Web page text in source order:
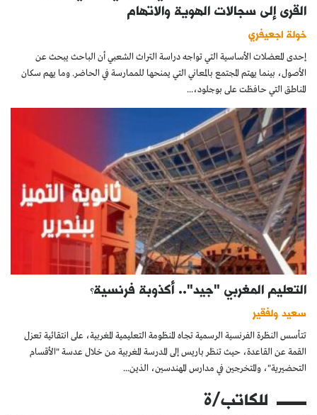
القرى إلى سجالات الهوية والاتهام
خولة اجعيفري
إحدى المعضلات الأساسية التي تواجه دراسة التراث الشعبي أن الباحث يبحث عن
الأصول، بينما يهتم المجتمع بالمعاني التي يمنحها للممارسة في الحاضر. وما يهم سكان
المناطق التي حافظت على بوجلود،...
التعليم المغربي "جيد".. أكذوبة فرنسية؟
سعيد ولفقير
تتأسس النظرة الفرنسية الرسمية تجاه المنظومة التعليمية المغربية، على انتقائية تعزل
القمة عن القاعدة، حيث تنظر باريس إلى المدرسة المغربية من خلال عدسة "الأقسام
التحضيرية"، والمتخرجين في مدارس المهندسين، الذين...
للكاتب/ة